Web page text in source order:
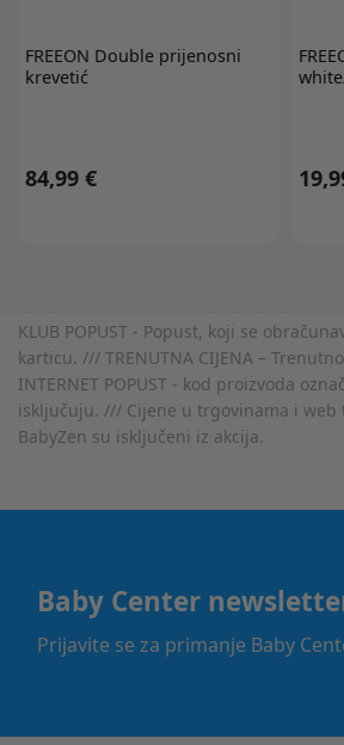
FREEON Double prijenosni
krevetić
84,99 €
KLUB POPUST - Popust, koji se
karticu. /// TRENUTNA CIJENA –
INTERNET POPUST - kod proizvoda
isključuju. /// Cijene u trgovinama i web
BabyZen su isključeni iz akcija.
Baby Center
Prijavite se za primanje Baby